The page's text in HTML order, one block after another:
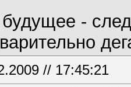
-
// 17:45:21